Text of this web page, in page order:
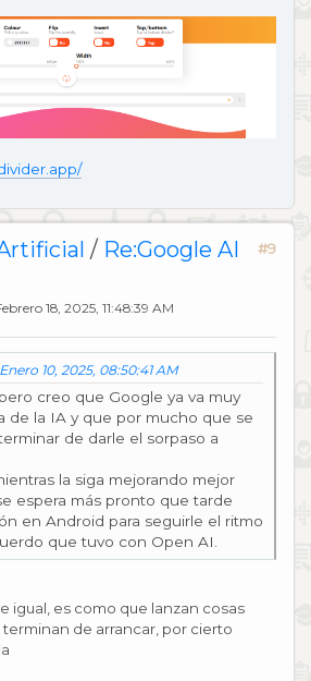
#9
/ Re:Google AI
18, 2025, 11:48:39 AM
10, 2025, 08:50:41 AM
creo que Google ya va muy
de la IA y que por mucho que se
de darle el sorpaso a
la siga mejorando mejor
espera más pronto que tarde
en Android para seguirle el ritmo
que tuvo con Open AI.
igual, es como que lanzan cosas
de arrancar, por cierto